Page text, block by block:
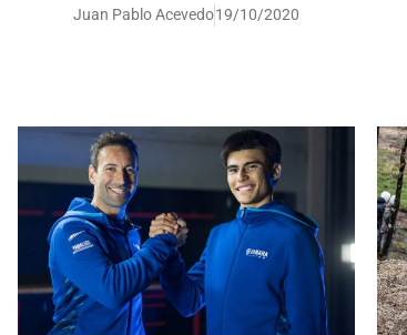
Juan Pablo Acevedo19/10/2020